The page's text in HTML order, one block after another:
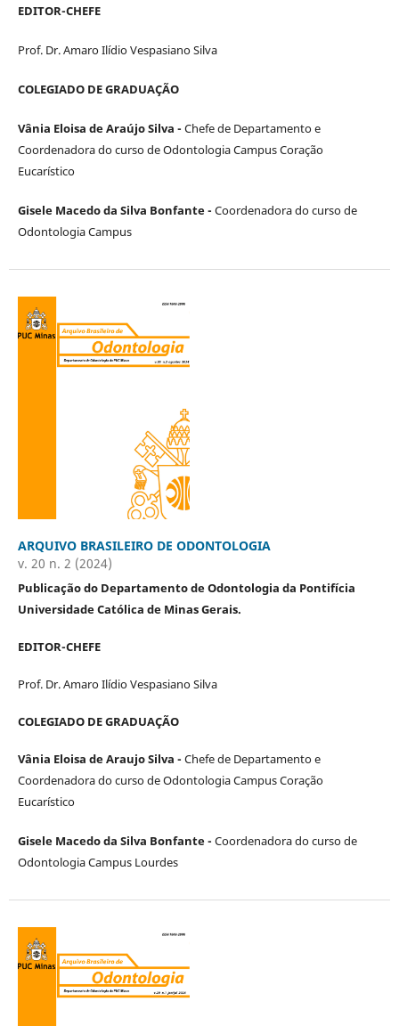
EDITOR-CHEFE
Prof. Dr. Amaro Ilídio Vespasiano Silva
COLEGIADO DE GRADUAÇÃO
Vânia Eloisa de Araújo Silva - Chefe de Departamento e
Coordenadora do curso de Odontologia Campus Coração
Eucarístico
Gisele Macedo da Silva Bonfante - Coordenadora do curso de
Odontologia Campus
ARQUIVO BRASILEIRO DE ODONTOLOGIA
v. 20 n. 2 (2024)
Publicação do Departamento de Odontologia da Pontifícia
Universidade Católica de Minas Gerais.
EDITOR-CHEFE
Prof. Dr. Amaro Ilídio Vespasiano Silva
COLEGIADO DE GRADUAÇÃO
Vânia Eloisa de Araujo Silva - Chefe de Departamento e
Coordenadora do curso de Odontologia Campus Coração
Eucarístico
Gisele Macedo da Silva Bonfante - Coordenadora do curso de
Odontologia Campus Lourdes